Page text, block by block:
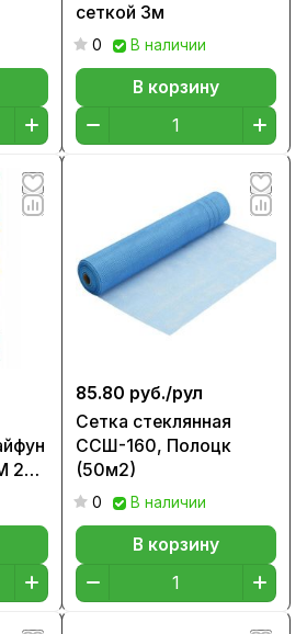
сеткой 3м
0 В наличии
В корзину
25
85.80 руб./рул
Сетка стеклянная
ССШ-160, Полоцк
(50м2)
0 В наличии
В корзину